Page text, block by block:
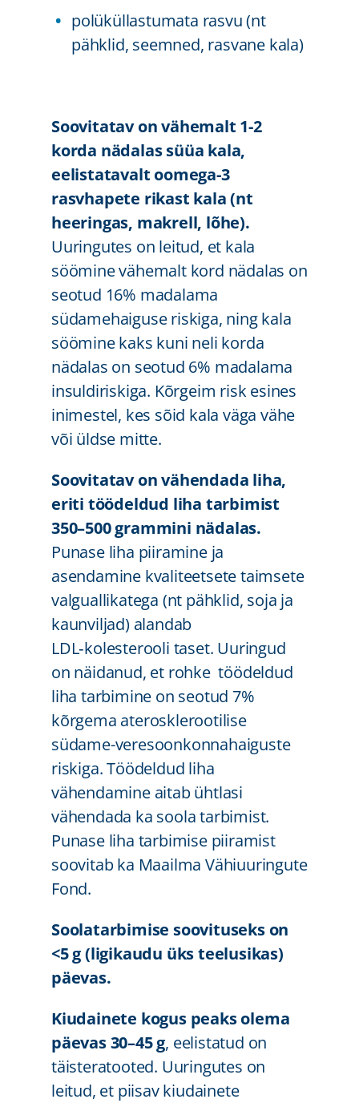
polüküllastumata rasvu (nt
pähklid, seemned, rasvane kala)
Soovitatav on vähemalt 1-2
korda nädalas süüa kala,
eelistatavalt oomega-3
rasvhapete rikast kala (nt
heeringas, makrell, lõhe).
Uuringutes on leitud, et kala
söömine vähemalt kord nädalas on
seotud 16% madalama
südamehaiguse riskiga, ning kala
söömine kaks kuni neli korda
nädalas on seotud 6% madalama
insuldiriskiga. Kõrgeim risk esines
inimestel, kes sõid kala väga vähe
või üldse mitte.
Soovitatav on vähendada liha,
eriti töödeldud liha tarbimist
350–500 grammini nädalas.
Punase liha piiramine ja
asendamine kvaliteetsete taimsete
valguallikatega (nt pähklid, soja ja
kaunviljad) alandab
LDL‑kolesterooli taset. Uuringud
on näidanud, et rohke töödeldud
liha tarbimine on seotud 7%
kõrgema aterosklerootilise
südame-veresoonkonnahaiguste
riskiga. Töödeldud liha
vähendamine aitab ühtlasi
vähendada ka soola tarbimist.
Punase liha tarbimise piiramist
soovitab ka Maailma Vähiuuringute
Fond.
Soolatarbimise soovituseks on
<5 g (ligikaudu üks teelusikas)
päevas.
Kiudainete kogus peaks olema
päevas 30–45 g, eelistatud on
täisteratooted. Uuringutes on
leitud, et piisav kiudainete